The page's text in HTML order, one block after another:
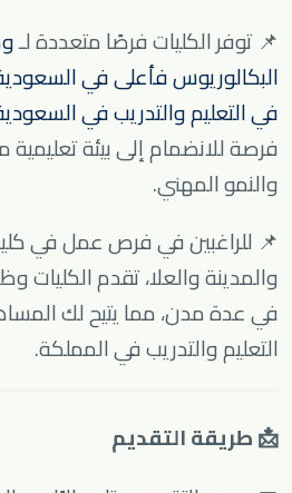
📌 توفر الكليات فرصًا متعددة لـ
البكالوريوس فأعلى في
في التعليم والتدريب في السعودية
فرصة للانضمام إلى بيئة تعليمية
والنمو المهني.
📌 للراغبين في فرص عمل في
والمدينة والعلا، تقدم الكليات
في عدة مدن، مما يتيح لك
التعليم والتدريب في المملكة.
📩 طريقة التقديم